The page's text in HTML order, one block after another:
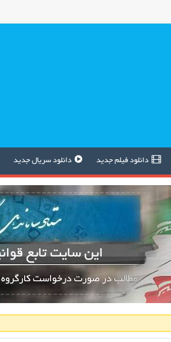
دانلود فیلم جدید دانلود سریال جدید